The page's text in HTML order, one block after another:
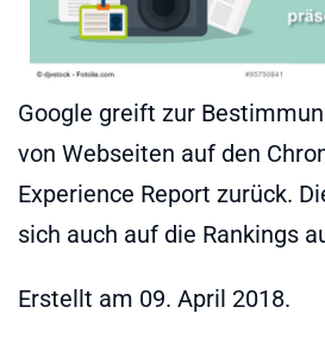
Google greift zur
von Webseiten auf den
Experience Report zurück.
sich auch auf die Rankings
Erstellt am 09. April 2018.